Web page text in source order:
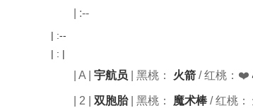
| :--
| :--
| : |
| A | 宇航员 | 黑桃： 火箭 / 红桃：❤️
| 2 | 双胞胎| 黑桃： 魔术棒 / 红桃：